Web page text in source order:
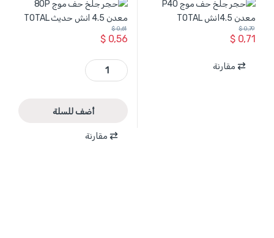
$0,71
$0,79
مقارنة
$0,56
$0,61
TAC6311580 - حجر جلخ حف موج 80P معدن 4.5 انش حديث TOTAL quantity
أضف للسلة
مقارنة